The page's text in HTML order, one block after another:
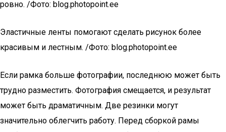
Эластичные ленты помогают сделать рисунок более
красивым и лестным. /Фото: blog.photopoint.ee
Если рамка больше фотографии, последнюю может быть
трудно разместить. Фотография смещается, и результат
может быть драматичным. Две резинки могут
значительно облегчить работу. Перед сборкой рамы